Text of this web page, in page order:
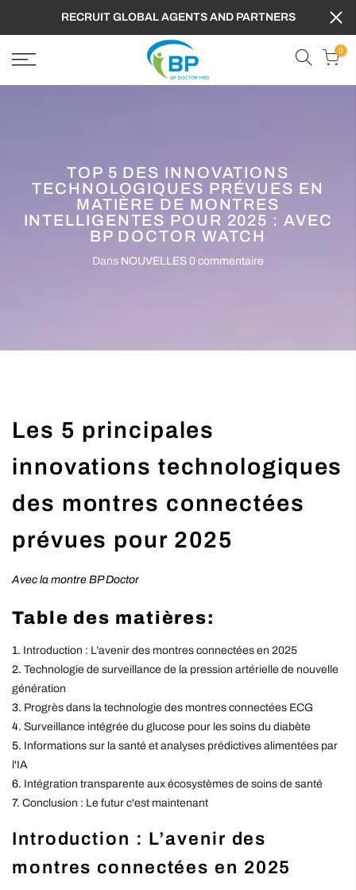
RECRUIT GLOBAL AGENTS AND PARTNERS
0
TOP 5 DES INNOVATIONS
TECHNOLOGIQUES PRÉVUES EN
MATIÈRE DE MONTRES
INTELLIGENTES POUR 2025 : AVEC
BP DOCTOR WATCH
Dans NOUVELLES 0 commentaire
Les 5 principales
innovations technologiques
des montres connectées
prévues pour 2025
Avec la montre BP Doctor
Table des matières:
Introduction : L’avenir des montres connectées en 2025
Technologie de surveillance de la pression artérielle de nouvelle
génération
Progrès dans la technologie des montres connectées ECG
Surveillance intégrée du glucose pour les soins du diabète
Informations sur la santé et analyses prédictives alimentées par
l'IA
Intégration transparente aux écosystèmes de soins de santé
Conclusion : Le futur c'est maintenant
Introduction : L’avenir des
montres connectées en 2025